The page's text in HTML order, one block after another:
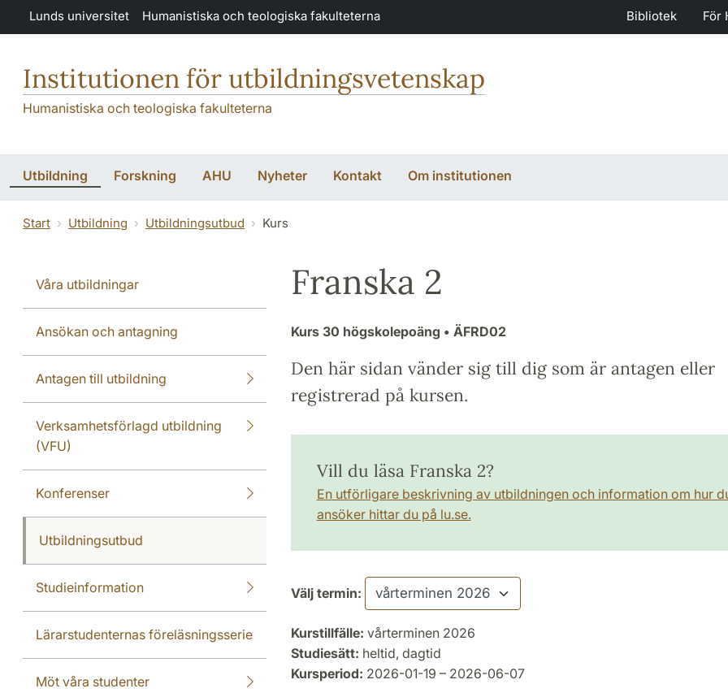
Hoppa till huvudinnehåll
Lunds universitet Humanistiska och teologiska fakulteterna Bibliotek För
Institutionen för utbildningsvetenskap
Humanistiska och teologiska fakulteterna
Utbildning Forskning AHU Nyheter Kontakt Om institutionen
Start Utbildning Utbildningsutbud Kurs
Våra utbildningar
Ansökan och antagning
Antagen till utbildning
Verksamhetsförlagd utbildning
(VFU)
Konferenser
Utbildningsutbud
Studieinformation
Lärarstudenternas föreläsningsserie
Möt våra studenter
Franska 2
Kurs 30 högskolepoäng • ÄFRD02
Den här sidan vänder sig till dig som är antagen eller
registrerad på kursen.
Vill du läsa Franska 2?
En utförligare beskrivning av utbildningen och information om hur
ansöker hittar du på lu.se.
Välj termin:
Kurstillfälle: vårterminen 2026
Studiesätt: heltid, dagtid
Kursperiod: 2026-01-19 – 2026-06-07